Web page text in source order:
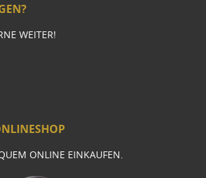
WEITER!
ONLINE EINKAUFEN.